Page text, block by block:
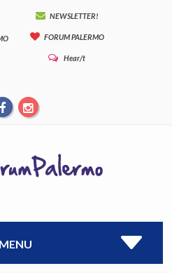
NEWSLETTER!
FORUM PALERMO
Hear/t
MENU